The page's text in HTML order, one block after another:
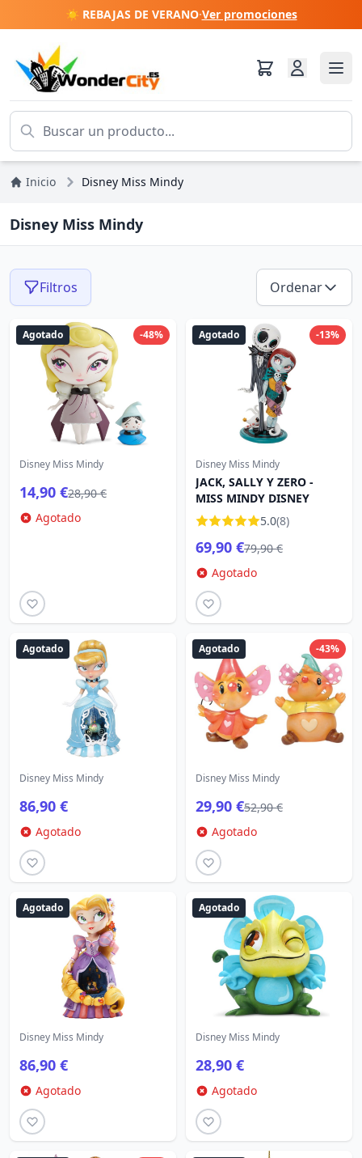
☀️ REBAJAS DE VERANO·Ver promociones
Inicio Disney Miss Mindy
Disney Miss Mindy
Filtros Ordenar
-48%
Agotado
Disney Miss Mindy
14,90 €28,90 €
Agotado
-13%
Agotado
Disney Miss Mindy
JACK, SALLY Y ZERO -
MISS MINDY DISNEY
5.0(8)
69,90 €79,90 €
Agotado
Agotado
Disney Miss Mindy
86,90 €
Agotado
-43%
Agotado
Disney Miss Mindy
29,90 €52,90 €
Agotado
Agotado
Disney Miss Mindy
86,90 €
Agotado
Agotado
Disney Miss Mindy
28,90 €
Agotado